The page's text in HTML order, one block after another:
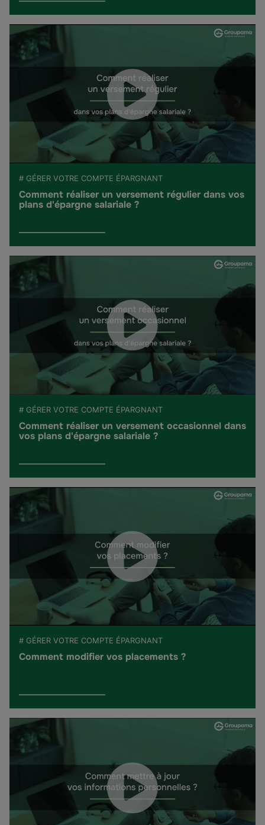
# GÉRER VOTRE COMPTE ÉPARGNANT
Comment réaliser un versement régulier dans vos
plans d'épargne salariale ?
# GÉRER VOTRE COMPTE ÉPARGNANT
Comment réaliser un versement occasionnel dans
vos plans d'épargne salariale ?
# GÉRER VOTRE COMPTE ÉPARGNANT
Comment modifier vos placements ?